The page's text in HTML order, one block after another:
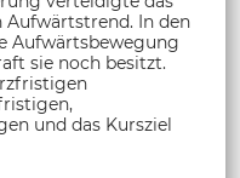
In den
Aufwärtsbewegung
sie noch besitzt.
und das Kursziel